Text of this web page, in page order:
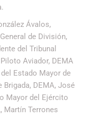
Ávalos,
de División,
del Tribunal
Aviador, DEMA
Estado Mayor de
Brigada, DEMA, José
Mayor del Ejército
Martín Terrones